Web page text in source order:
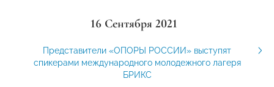
16 Сентября 2021
Представители «ОПОРЫ РОССИИ» выступят
спикерами международного молодежного лагеря
БРИКС